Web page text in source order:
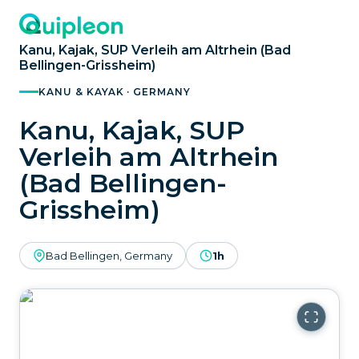
Kanu, Kajak, SUP Verleih am Altrhein (Bad
Bellingen-Grissheim)
KANU & KAYAK · GERMANY
Kanu, Kajak, SUP
Verleih am Altrhein
(Bad Bellingen-
Grissheim)
Bad Bellingen, Germany 1h